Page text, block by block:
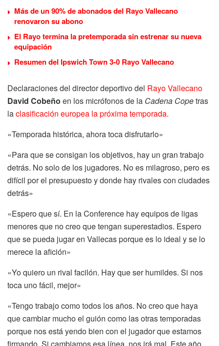
Más de un 90% de abonados del Rayo Vallecano
renovaron su abono
El Rayo termina la pretemporada sin estrenar su nueva
equipación
Resumen del Ipswich Town 3-0 Rayo Vallecano
Declaraciones del director deportivo del Rayo Vallecano
David Cobeño en los micrófonos de la Cadena Copetras
laclasificación europea la próxima temporada.
«Temporada histórica, ahora toca disfrutarlo»
«Para que se consigan los objetivos, hay un gran trabajo
detrás. No solo de los jugadores. No es milagroso, pero es
difícil por el presupuesto y donde hay rivales con ciudades
detrás»
«Espero que sí. En la Conference hay equipos de ligas
menores que no creo que tengan superestadios. Espero
que se pueda jugar en Vallecas porque es lo ideal y se lo
merece la afición»
«Yo quiero un rival facilón. Hay que ser humildes. Si nos
toca uno fácil, mejor»
«Tengo trabajo como todos los años. No creo que haya
que cambiar mucho el guión como las otras temporadas
porque nos está yendo bien con el jugador que estamos